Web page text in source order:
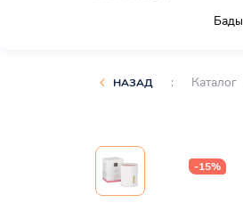
Бады
НАЗАД : Каталог
-15%